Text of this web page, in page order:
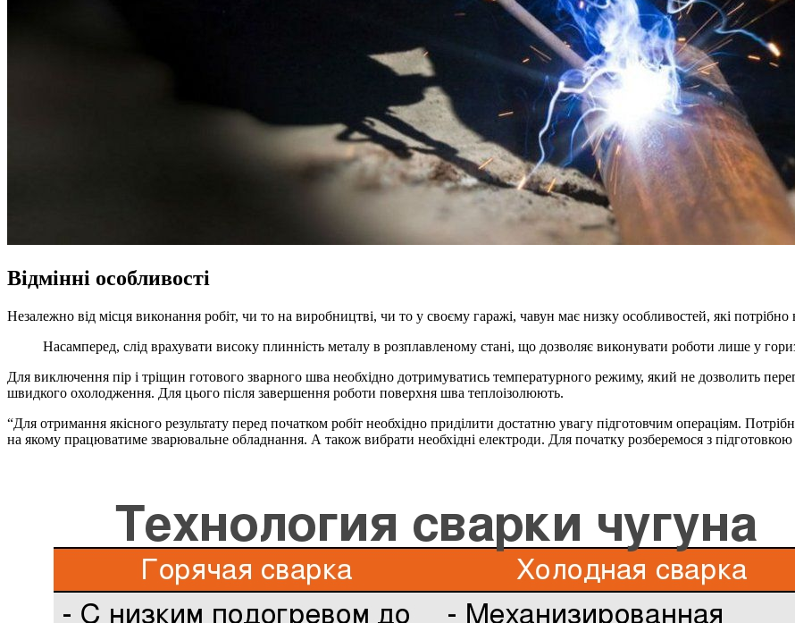
Відмінні особливості
Незалежно від місця виконання робіт, чи то на виробництві, чи то у своєму гаражі, чавун має низку особливостей, які потрібно
Насамперед, слід врахувати високу плинність металу в розплавленому стані, що дозволяє виконувати роботи лише у
Для виключення пір і тріщин готового зварного шва необхідно дотримуватись температурного режиму, який не дозволить
швидкого охолодження. Для цього після завершення роботи поверхня шва теплоізолюють.
“Для отримання якісного результату перед початком робіт необхідно приділити достатню увагу підготовчим операціям.
на якому працюватиме зварювальне обладнання. А також вибрати необхідні електроди. Для початку розберемося з